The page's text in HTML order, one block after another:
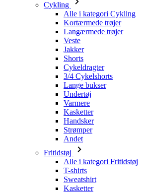
Cykling
Alle i kategori Cykling
Kortærmede trøjer
Langærmede trøjer
Veste
Jakker
Shorts
Cykeldragter
3/4 Cykelshorts
Lange bukser
Undertøj
Varmere
Kasketter
Handsker
Strømper
Andet
Fritidstøj
Alle i kategori Fritidstøj
T-shirts
Sweatshirt
Kasketter